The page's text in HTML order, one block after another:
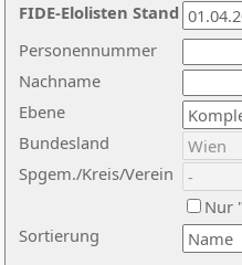
Nachname
Ebene
Sortierung
Personennummer
Bundesland
Spgem./Kreis/Verein
Nur
FIDE-Elolisten Stand